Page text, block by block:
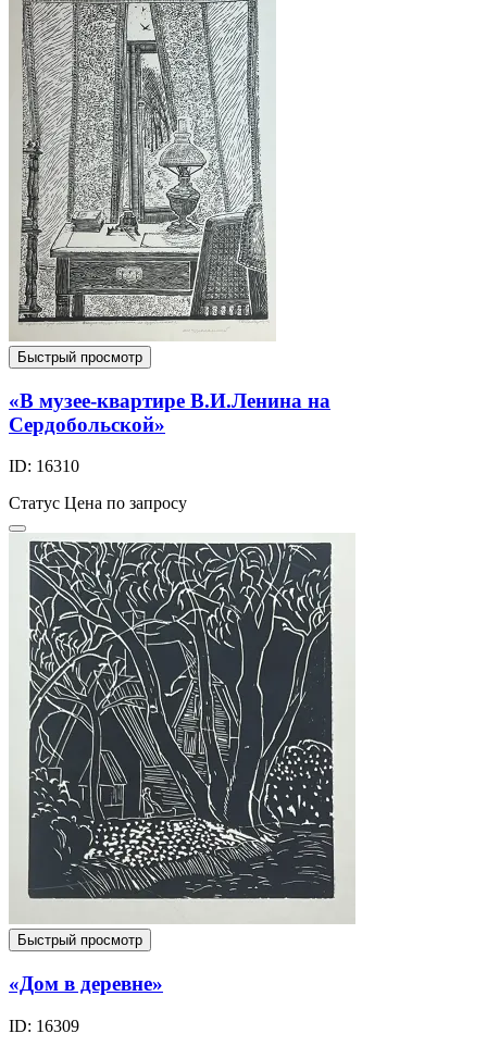
Быстрый просмотр
«В музее-квартире В.И.Ленина на
Сердобольской»
ID: 16310
Статус Цена по запросу
Быстрый просмотр
«Дом в деревне»
ID: 16309